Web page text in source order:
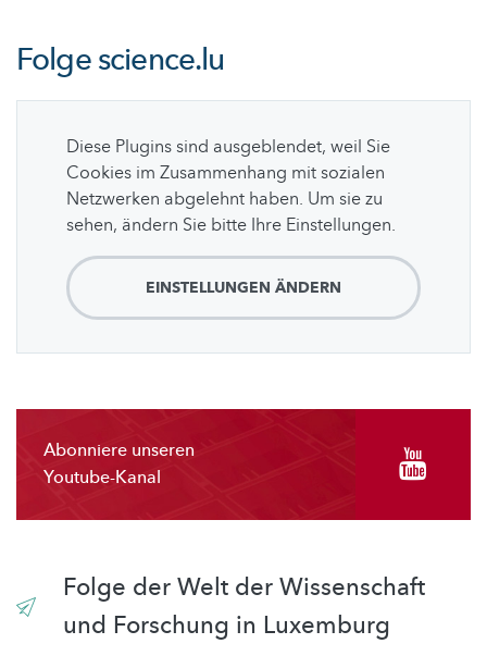
Folgescience.lu
Diese Plugins sind ausgeblendet, weil Sie
Cookies im Zusammenhang mit sozialen
Netzwerken abgelehnt haben. Um sie zu
sehen, ändern Sie bitte Ihre Einstellungen.
EINSTELLUNGEN ÄNDERN
Abonniere unseren
Youtube-Kanal
Folge der Welt der Wissenschaft
und Forschung in Luxemburg